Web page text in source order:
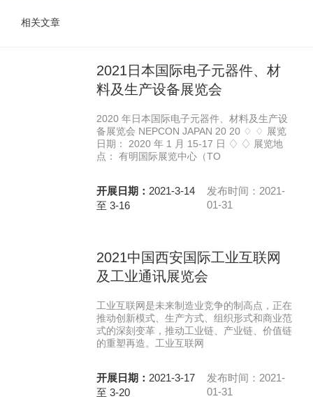
相关文章
2021日本国际电子元器件、材
料及生产设备展览会
2020 年日本国际电子元器件、材料及生产设
备展览会 NEPCON JAPAN 20 20 ♢ ♢ 展览
日期： 2020 年 1 月 15-17 日 ♢ ♢ 展览地
点： 有明国际展览中心（TO
开展日期： 2021-3-14
至 3-16
发布时间：2021-
01-31
2021中国西安国际工业互联网
及工业通讯展览会
工业互联网是未来制造业竞争的制高点，正在
推动创新模式、生产方式、组织形式和商业范
式的深刻变革，推动工业链、产业链、价值链
的重塑再造。工业互联网
开展日期： 2021-3-17
至 3-20
发布时间：2021-
01-31